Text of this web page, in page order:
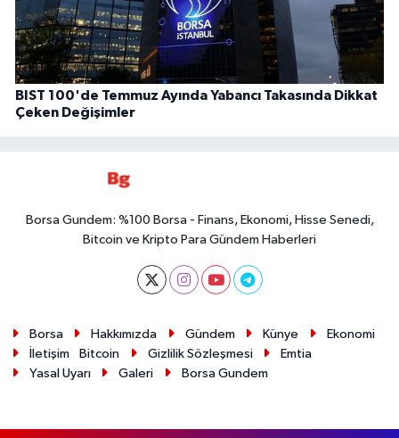
BIST 100'de Temmuz Ayında Yabancı Takasında Dikkat
Çeken Değişimler
Borsa Gundem: %100 Borsa - Finans, Ekonomi, Hisse Senedi,
Bitcoin ve Kripto Para Gündem Haberleri
Borsa Hakkımızda Gündem Künye
Ekonomi
İletişim
Bitcoin Gizlilik Sözleşmesi
Emtia
Yasal Uyarı
Galeri Borsa Gundem